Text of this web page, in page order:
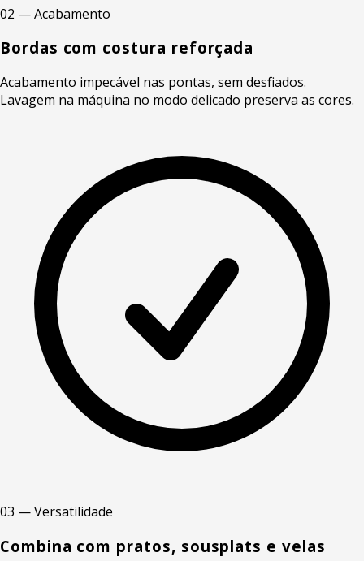
02 — Acabamento
Bordas com costura reforçada
Acabamento impecável nas pontas, sem desfiados.
Lavagem na máquina no modo delicado preserva as cores.
03 — Versatilidade
Combina com pratos, sousplats e velas